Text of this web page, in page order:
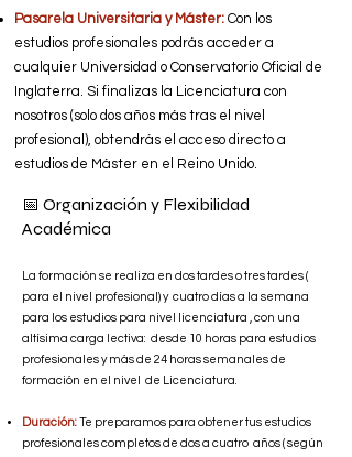
Pasarela Universitaria y Máster: Con los
estudios profesionales podrás acceder a
cualquier Universidad o Conservatorio Oficial de
Inglaterra. Si finalizas la Licenciatura con
nosotros (solo dos años más tras el nivel
profesional), obtendrás el acceso directo a
estudios de Máster en el Reino Unido.
📅 Organización y Flexibilidad
Académica
La formación se realiza en dos tardes o tres tardes (
para el nivel profesional) y cuatro días a la semana
para los estudios para nivel licenciatura , con una
altísima carga lectiva: desde 10 horas para estudios
profesionales y más de 24 horas semanales de
formación en el nivel de Licenciatura.
Duración:
Te preparamos para obtener tus estudios
profesionales completos de dos a cuatro años ( según